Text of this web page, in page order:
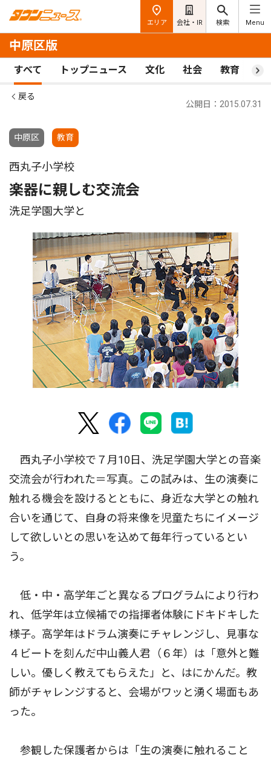
エリア 会社・IR 検索 Menu
中原区版
すべて トップニュース 文化 社会 教育 ス
戻る
中原区 教育
公開日：2015.07.31
西丸子小学校
楽器に親しむ交流会
洗足学園大学と
西丸子小学校で７月10日、洗足学園大学との音楽
交流会が行われた＝写真。この試みは、生の演奏に
触れる機会を設けるとともに、身近な大学との触れ
合いを通じて、自身の将来像を児童たちにイメージ
して欲しいとの思いを込めて毎年行っているとい
う。
低・中・高学年ごと異なるプログラムにより行わ
れ、低学年は立候補での指揮者体験にドキドキした
様子。高学年はドラム演奏にチャレンジし、見事な
４ビートを刻んだ中山義人君（６年）は「意外と難
しい。優しく教えてもらえた」と、はにかんだ。教
師がチャレンジすると、会場がワッと湧く場面もあ
った。
参観した保護者からは「生の演奏に触れること